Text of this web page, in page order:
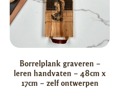
Borrelplank graveren –
leren handvaten – 48cm x
17cm – zelf ontwerpen